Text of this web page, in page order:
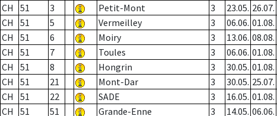
CH
51 3 Petit-Mont 3 23.05. 26.07.
CH
51 5 Vermeilley 3 06.06. 01.08.
CH
51 6 Moiry 3 13.06. 08.08.
CH
51 7 Toules 3 06.06. 01.08.
CH
51 8 Hongrin 3 30.05. 01.08.
CH
51 21 Mont-Dar 3 30.05. 25.07.
CH
51 22 SADE 3 16.05. 01.08.
CH
51 51 Grande-Enne 3 14.05. 06.06.